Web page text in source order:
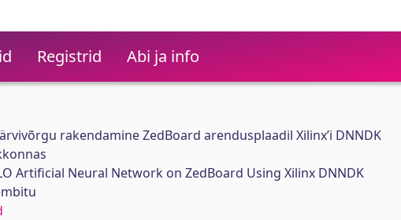
Registrid Abi ja info
rakendamine ZedBoard arendusplaadil Xilinx’i DNNDK
Artificial Neural Network on ZedBoard Using Xilinx DNNDK